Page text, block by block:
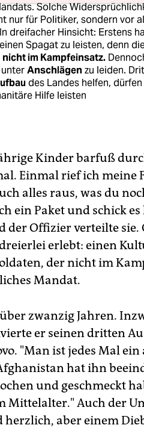
Solche
nur für Politiker, sondern vor
dreifacher Hinsicht: Erstens
Spagat zu leisten, denn
nicht im Kampfeinsatz.
Anschlägenzu leiden.
des Landes helfen,
Hilfe leisten
Kinder barfuß
Einmal rief ich meine
alles raus, was du
ein Paket und schick es
der Offizier verteilte sie.
erlebt: einen
der nicht im
Mandat.
zwanzig Jahren.
er seinen dritten
"Man ist jedes Mal
hat ihn
und geschmeckt
Mittelalter." Auch der
herzlich, aber einem